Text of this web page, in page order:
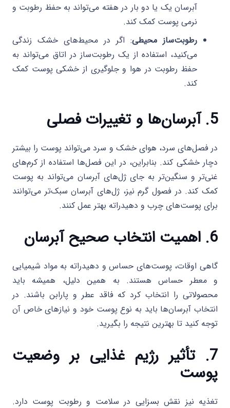
آبرسان یک یا دو بار در هفته می‌تواند به حفظ رطوبت و
نرمی پوست کمک کند.
رطوبت‌ساز محیطی: اگر در محیط‌های خشک زندگی
می‌کنید، استفاده از یک رطوبت‌ساز در اتاق می‌تواند به
حفظ رطوبت در هوا و جلوگیری از خشکی پوست کمک
کند.
5. آبرسان‌ها و تغییرات فصلی
در فصل‌های سرد، هوای خشک و سرد می‌تواند پوست را بیشتر
دچار خشکی کند. بنابراین، در این فصل‌ها استفاده از کرم‌های
غنی‌تر و سنگین‌تر به جای ژل‌های آبرسان می‌تواند به پوست
کمک کند. در فصول گرم نیز، ژل‌های آبرسان سبک‌تر می‌توانند
برای پوست‌های چرب و دهیدراته بهتر عمل کنند.
6. اهمیت انتخاب صحیح آبرسان
گاهی اوقات، پوست‌های حساس و دهیدراته به مواد شیمیایی
و معطر حساس هستند. به همین دلیل، همیشه باید
محصولاتی را انتخاب کرد که فاقد عطر و پارابن باشند. در
انتخاب آبرسان‌ها باید به نوع پوست خود و نیازهای خاص آن
توجه کنید تا بهترین نتیجه را بگیرید.
7. تأثیر رژیم غذایی بر وضعیت
پوست
تغذیه نیز نقش بسزایی در سلامت و رطوبت پوست دارد.